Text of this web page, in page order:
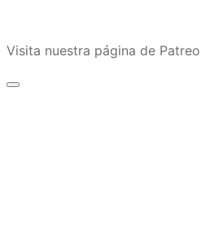
Visita nuestra página de